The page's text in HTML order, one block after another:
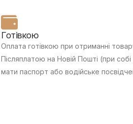
Готівкою
Оплата готівкою при отриманні
Післяплатою на Новій Пошті (при
мати паспорт або водійське